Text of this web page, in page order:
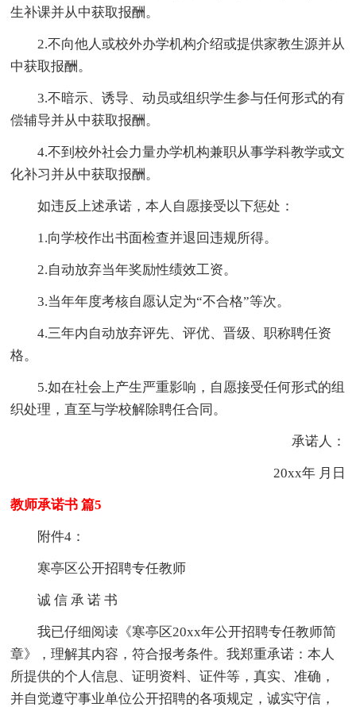
生补课并从中获取报酬。
2.不向他人或校外办学机构介绍或提供家教生源并从
中获取报酬。
3.不暗示、诱导、动员或组织学生参与任何形式的有
偿辅导并从中获取报酬。
4.不到校外社会力量办学机构兼职从事学科教学或文
化补习并从中获取报酬。
如违反上述承诺，本人自愿接受以下惩处：
1.向学校作出书面检查并退回违规所得。
2.自动放弃当年奖励性绩效工资。
3.当年年度考核自愿认定为“不合格”等次。
4.三年内自动放弃评先、评优、晋级、职称聘任资
格。
5.如在社会上产生严重影响，自愿接受任何形式的组
织处理，直至与学校解除聘任合同。
承诺人：
20xx年 月日
教师承诺书 篇5
附件4：
寒亭区公开招聘专任教师
诚 信 承 诺 书
我已仔细阅读《寒亭区20xx年公开招聘专任教师简
章》，理解其内容，符合报考条件。我郑重承诺：本人
所提供的个人信息、证明资料、证件等，真实、准确，
并自觉遵守事业单位公开招聘的各项规定，诚实守信，